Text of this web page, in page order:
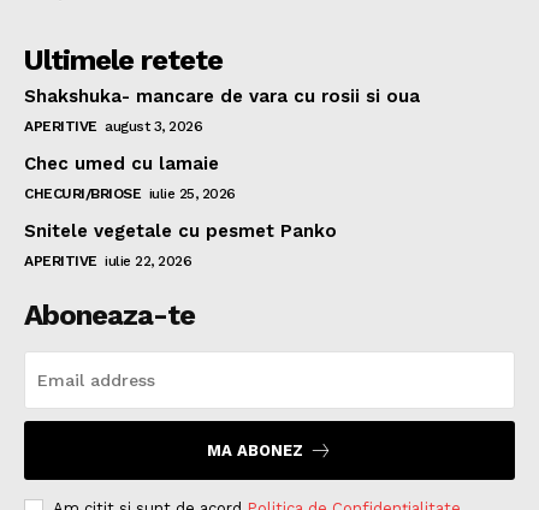
Ultimele retete
Shakshuka- mancare de vara cu rosii si oua
APERITIVE august 3, 2026
Chec umed cu lamaie
CHECURI/BRIOSE iulie 25, 2026
Snitele vegetale cu pesmet Panko
APERITIVE iulie 22, 2026
Aboneaza-te
MA ABONEZ